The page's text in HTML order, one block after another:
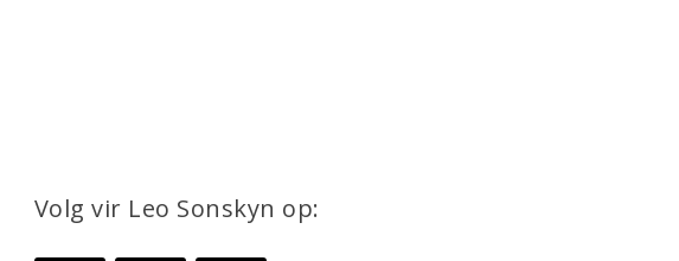
Volg vir Leo Sonskyn op: